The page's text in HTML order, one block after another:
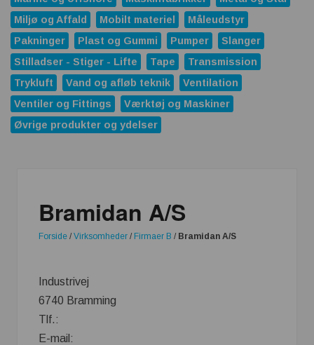
Miljø og Affald
Mobilt materiel
Måleudstyr
Pakninger
Plast og Gummi Pumper
Slanger
Stilladser - Stiger - Lifte
Tape
Transmission
Trykluft
Vand og afløb teknik
Ventilation
Ventiler og Fittings
Værktøj og Maskiner
Øvrige produkter og ydelser
Bramidan A/S
Forside / Virksomheder / Firmaer B / Bramidan A/S
Industrivej
6740 Bramming
Tlf.:
E-mail: